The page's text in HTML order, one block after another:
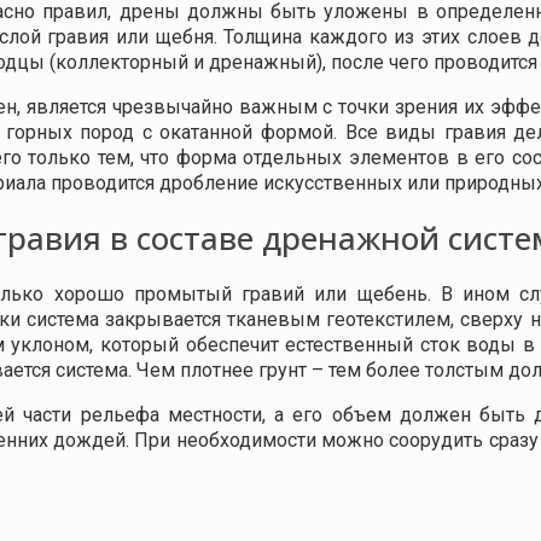
правил, дрены должны быть уложены в
гравия или щебня. Толщина каждого из этих слоев
(коллекторный и дренажный), после чего
является чрезвычайно важным с точки зрения их
пород с окатанной формой. Все виды гравия
только тем, что форма отдельных элементов в его
проводится дробление искусственных или
в составе дренажной
хорошо промытый гравий или щебень. В ином
система закрывается тканевым геотекстилем,
который обеспечит естественный сток воды
система. Чем плотнее грунт – тем более толстым
части рельефа местности, а его объем должен быть
дождей. При необходимости можно соорудить